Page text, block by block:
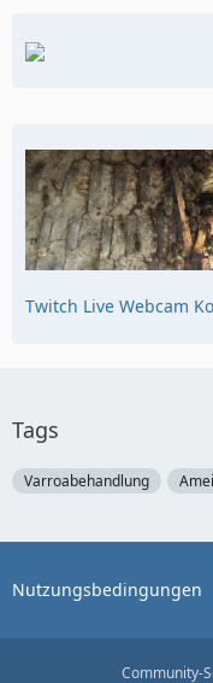
Twitch Live Webcam
Tags
Varroabehandlung
Nutzungsbedingungen
Community-